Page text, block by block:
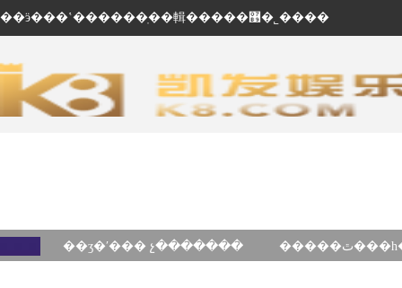
��ӭ���ʽ������ֽ��輯�����޹�˾����
��ʒ�ʹ��� չ�������